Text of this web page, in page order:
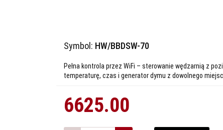
Symbol: HW/BBDSW-70
Pełna kontrola przez WiFi – sterowanie wędzarnią z
temperaturę, czas i generator dymu z dowolnego
6625.00